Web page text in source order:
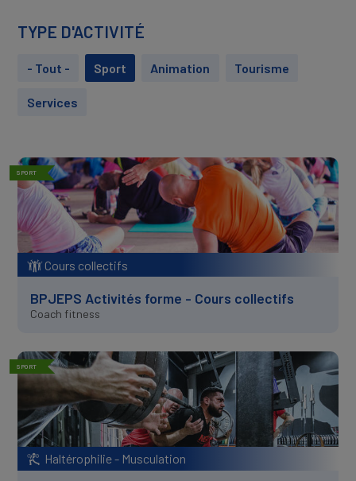
TYPE D'ACTIVITÉ
- Tout - Sport Animation Tourisme
Services
SPORT
Cours collectifs
BPJEPS Activités forme - Cours collectifs
Coach fitness
SPORT
Haltérophilie - Musculation